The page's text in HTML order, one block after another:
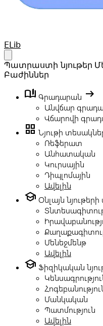
Your Company
ELib
Պատրաստի նյութեր
Բաժիններ
book_ribbon Գրադարան arrow_right_alt
Անվճար
Վճարովի
grid_view Նյութի
Ռեֆերատ
Անհատական
Կուրսային
Դիպլոմային
Ավելին
school Օնլայն
Մենեջմենթ
Ավելին
school Ֆիզիկական
Մանկական
Պատմություն
Ավելին